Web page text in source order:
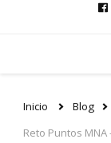
Inicio Blog
Reto Puntos